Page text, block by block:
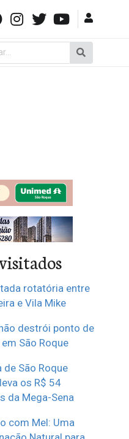
rotatória entre
e Vila Mike
destrói ponto de
São Roque
de São Roque
os R$ 54
da Mega-Sena
com Mel: Uma